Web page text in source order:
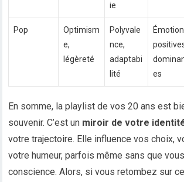
ie
Pop
Optimism
e,
légèreté
Polyvale
nce,
adaptabi
lité
es
En somme, la playlist de vos 20 ans est
souvenir. C’est un miroir de votre
votre trajectoire. Elle influence vos choix,
votre humeur, parfois même sans que
conscience. Alors, si vous retombez sur